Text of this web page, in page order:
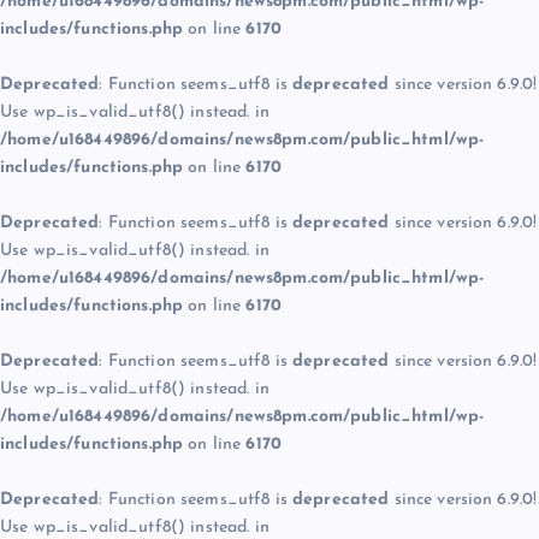
includes/functions.php on line6170
Deprecated: Function seems_utf8 is deprecated since version 6.9.0!
Use wp_is_valid_utf8() instead. in
/home/u168449896/domains/news8pm.com/public_html/wp-
includes/functions.php on line6170
Deprecated: Function seems_utf8 is deprecated since version 6.9.0!
Use wp_is_valid_utf8() instead. in
/home/u168449896/domains/news8pm.com/public_html/wp-
includes/functions.php on line6170
Deprecated: Function seems_utf8 is deprecated since version 6.9.0!
Use wp_is_valid_utf8() instead. in
/home/u168449896/domains/news8pm.com/public_html/wp-
includes/functions.php on line6170
Deprecated: Function seems_utf8 is deprecated since version 6.9.0!
Use wp_is_valid_utf8() instead. in